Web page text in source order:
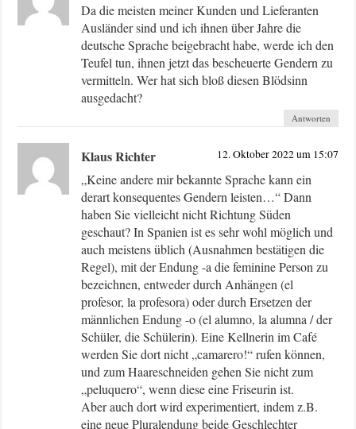
Da die meisten meiner Kunden und Lieferanten
Ausländer sind und ich ihnen über Jahre die
deutsche Sprache beigebracht habe, werde ich den
Teufel tun, ihnen jetzt das bescheuerte Gendern zu
vermitteln. Wer hat sich bloß diesen Blödsinn
ausgedacht?
Antworten
Klaus Richter 12. Oktober 2022 um 15:07
„Keine andere mir bekannte Sprache kann ein
derart konsequentes Gendern leisten…“ Dann
haben Sie vielleicht nicht Richtung Süden
geschaut? In Spanien ist es sehr wohl möglich und
auch meistens üblich (Ausnahmen bestätigen die
Regel), mit der Endung -a die feminine Person zu
bezeichnen, entweder durch Anhängen (el
profesor, la profesora) oder durch Ersetzen der
männlichen Endung -o (el alumno, la alumna / der
Schüler, die Schülerin). Eine Kellnerin im Café
werden Sie dort nicht „camarero!“ rufen können,
und zum Haareschneiden gehen Sie nicht zum
„peluquero“, wenn diese eine Friseurin ist.
Aber auch dort wird experimentiert, indem z.B.
eine neue Pluralendung beide Geschlechter